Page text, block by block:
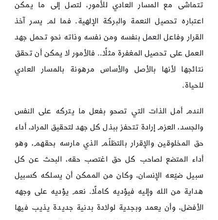
تتماشى مع المسار العادي للأمور، لتصل إلى ما يمكن
اعتباره تحصيل النعمة والبركة الإلهية. فما لم يسر آخذ
القرار وفاعل العمل بنفسه ومن نفسه وذاته نحو تحمل جهد
العمل على تحصيل المغفرة مثلًا.. فالأمور لا يمكن أن تحقق
نتائجها لأنها بالأصل والأساس مرهونة بالمسار العادي
للحياة.
الندم أمل الذات التي تصحو بفعل ما يتركه على النفس
والجسد، العزم إرادة تتحفز ببذل كل جهد لتحقيق المراد، أداء
حق المخلوقين والإقرار بالتظلّم الذي مارسه بحقهم، وهو
أداء المتضع لصاحب كل حق اغتصب حقه، البحث عن كل
سبيل ضيّعه الإنسان، وكان من الممكن أن يسلكه كسبيل
هداية من الله وإليه فيؤديه كاملًا. نعم يؤديه على وجهه
الأفضل، وأن يعمد وبجدية لولادة بدنية جديدة يذيب فيها